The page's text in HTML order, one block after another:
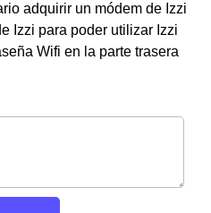
adquirir un módem de Izzi
Izzi para poder utilizar Izzi
Wifi en la parte trasera